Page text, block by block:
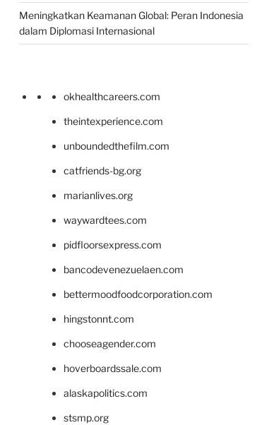
Meningkatkan Keamanan Global: Peran Indonesia
dalam Diplomasi Internasional
okhealthcareers.com
theintexperience.com
unboundedthefilm.com
catfriends-bg.org
marianlives.org
waywardtees.com
pidfloorsexpress.com
bancodevenezuelaen.com
bettermoodfoodcorporation.com
hingstonnt.com
chooseagender.com
hoverboardssale.com
alaskapolitics.com
stsmp.org